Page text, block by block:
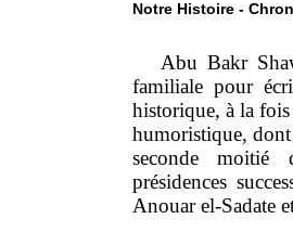
Notre Histoire -
Abu Bakr
familiale pour
historique, à la
humoristique,
seconde moitié
présidences
Anouar el-Sadate